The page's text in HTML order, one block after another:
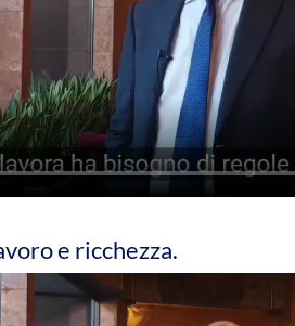
e ricchezza.